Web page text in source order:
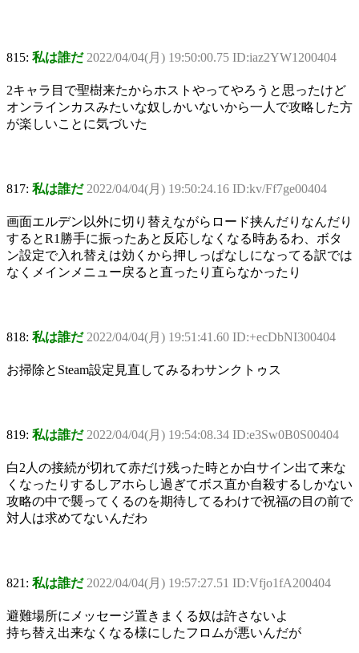
815: 私は誰だ 2022/04/04(月) 19:50:00.75 ID:iaz2YW1200404
2キャラ目で聖樹来たからホストやってやろうと思ったけど
オンラインカスみたいな奴しかいないから一人で攻略した方
が楽しいことに気づいた
817: 私は誰だ 2022/04/04(月) 19:50:24.16 ID:kv/Ff7ge00404
画面エルデン以外に切り替えながらロード挟んだりなんだり
するとR1勝手に振ったあと反応しなくなる時あるわ、ボタ
ン設定で入れ替えは効くから押しっぱなしになってる訳では
なくメインメニュー戻ると直ったり直らなかったり
818: 私は誰だ 2022/04/04(月) 19:51:41.60 ID:+ecDbNI300404
お掃除とSteam設定見直してみるわサンクトゥス
819: 私は誰だ 2022/04/04(月) 19:54:08.34 ID:e3Sw0B0S00404
白2人の接続が切れて赤だけ残った時とか白サイン出て来な
くなったりするしアホらし過ぎてボス直か自殺するしかない
攻略の中で襲ってくるのを期待してるわけで祝福の目の前で
対人は求めてないんだわ
821: 私は誰だ 2022/04/04(月) 19:57:27.51 ID:Vfjo1fA200404
避難場所にメッセージ置きまくる奴は許さないよ
持ち替え出来なくなる様にしたフロムが悪いんだが